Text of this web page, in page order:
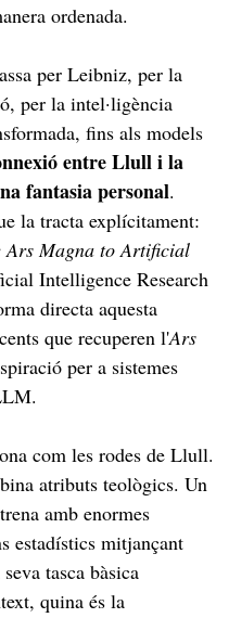
ordenada.
per Leibniz, per la
per la intel·ligència
fins als models
entre Llull i la
fantasia personal.
la tracta explícitament:
Ars Magna to Artificial
Intelligence Research
directa aquesta
que recuperen l'Ars
per a sistemes
com les rodes de Llull.
atributs teològics. Un
amb enormes
estadístics mitjançant
tasca bàsica
quina és la